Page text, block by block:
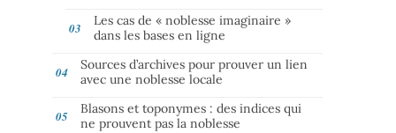
Les cas de « noblesse imaginaire »
dans les bases en ligne
Sources d’archives pour prouver un lien
avec une noblesse locale
Blasons et toponymes : des indices qui
ne prouvent pas la noblesse